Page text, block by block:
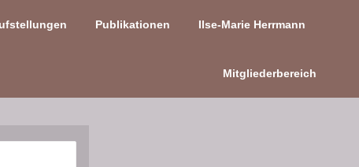
Publikationen Ilse-Marie Herrmann
Mitgliederbereich